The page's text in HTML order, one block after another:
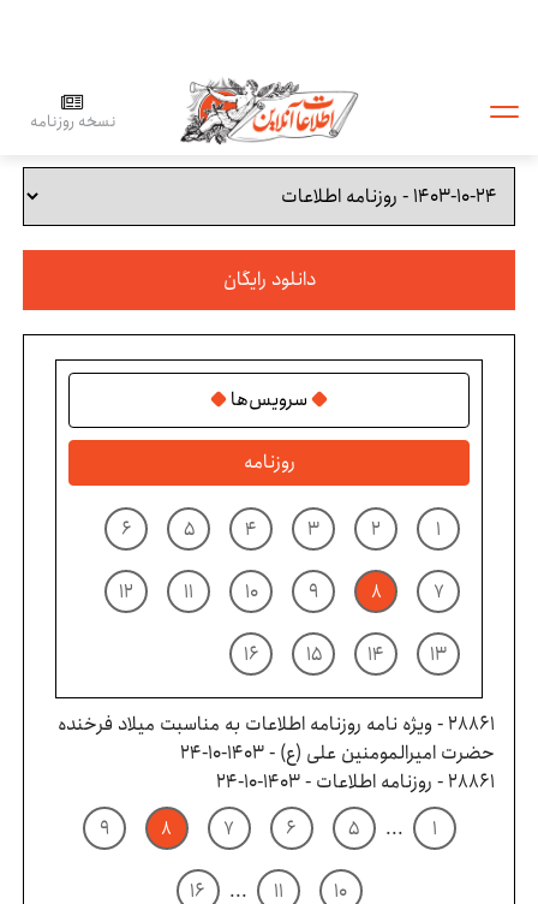
نسخه روزنامه
دانلود رایگان
سرویس‌ها
روزنامه
۱ ۲ ۳ ۴ ۵ ۶
۷ ۸ ۹ ۱۰ ۱۱ ۱۲
۱۳ ۱۴ ۱۵ ۱۶
28861 - ویژه نامه روزنامه اطلاعات به مناسبت میلاد فرخنده
حضرت امیرالمومنین علی (ع) - ۱۴۰۳-۱۰-۲۴
28861 - روزنامه اطلاعات - ۱۴۰۳-۱۰-۲۴
۱
... ۵ ۶ ۷ ۸ ۹
۱۰ ۱۱ ... ۱۶